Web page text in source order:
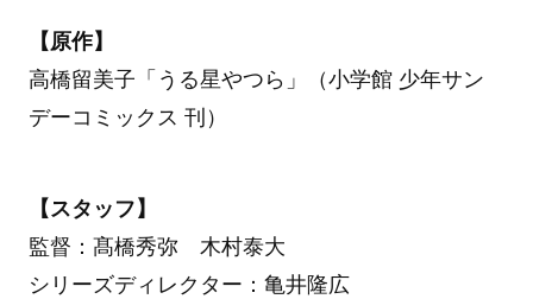
【原作】
高橋留美子「うる星やつら」（小学館 少年サン
デーコミックス 刊）
【スタッフ】
監督：髙橋秀弥 木村泰大
シリーズディレクター：亀井隆広